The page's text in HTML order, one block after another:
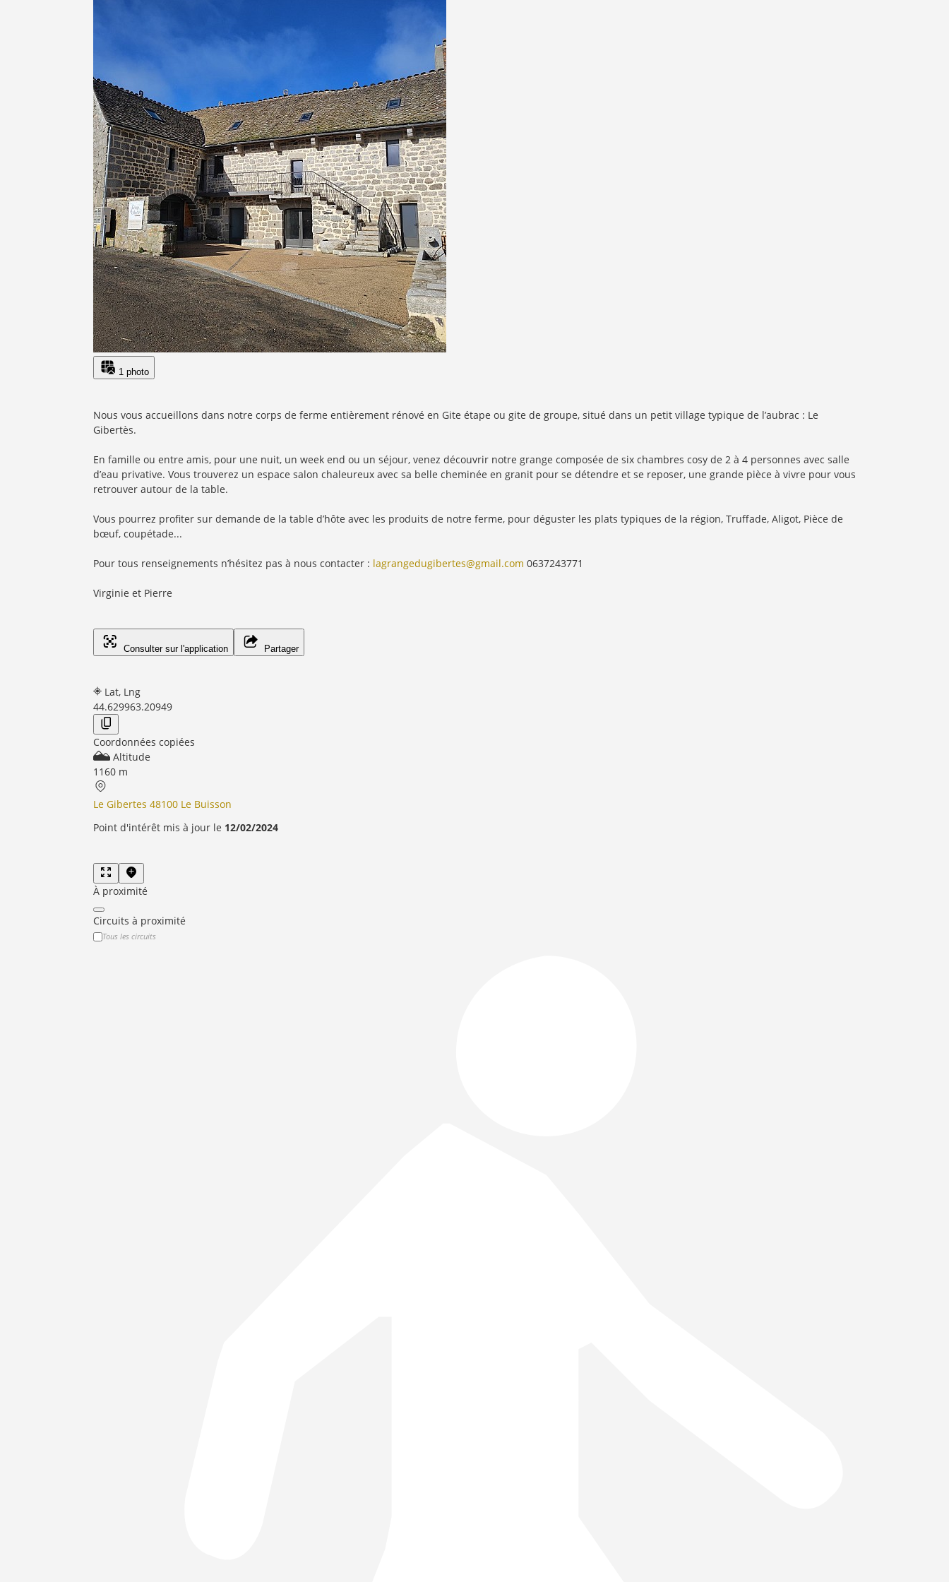
1 photo
Nous vous accueillons dans notre corps de ferme entièrement rénové en Gite étape ou gite de groupe, situé dans un petit village typique de l’aubrac : Le
Gibertès.
En famille ou entre amis, pour une nuit, un week end ou un séjour, venez découvrir notre grange composée de six chambres cosy de 2 à 4 personnes avec salle
d’eau privative. Vous trouverez un espace salon chaleureux avec sa belle cheminée en granit pour se détendre et se reposer, une grande pièce à vivre pour vous
retrouver autour de la table.
Vous pourrez profiter sur demande de la table d’hôte avec les produits de notre ferme, pour déguster les plats typiques de la région, Truffade, Aligot, Pièce de
bœuf, coupétade...
Pour tous renseignements n’hésitez pas à nous contacter : lagrangedugibertes@gmail.com 0637243771
Virginie et Pierre
Consulter sur l'application Partager
Lat, Lng
44.629963.20949
Coordonnées copiées
Altitude
1160 m
Le Gibertes 48100 Le Buisson
Point d'intérêt mis à jour le 12/02/2024
À proximité
Circuits à proximité
Tous les circuits